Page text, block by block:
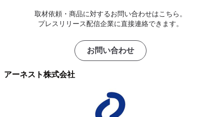
取材依頼・商品に対するお問い合わせはこちら。
プレスリリース配信企業に直接連絡できます。
お問い合わせ
アーネスト株式会社